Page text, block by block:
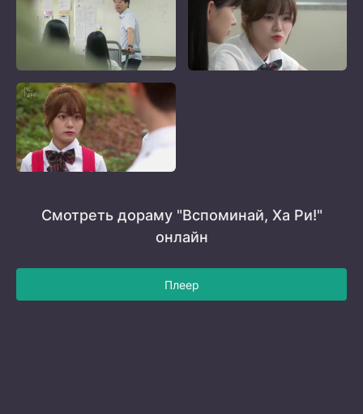
Смотреть дораму "Вспоминай, Ха Ри!"
онлайн
Плеер